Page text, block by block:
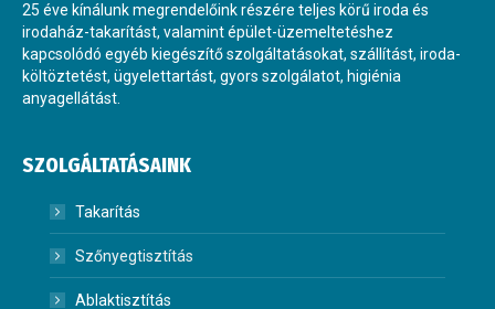
25 éve kínálunk megrendelőink részére teljes körű iroda és
irodaház-takarítást, valamint épület-üzemeltetéshez
kapcsolódó egyéb kiegészítő szolgáltatásokat, szállítást, iroda-
költöztetést, ügyelettartást, gyors szolgálatot, higiénia
anyagellátást.
SZOLGÁLTATÁSAINK
Takarítás
Szőnyegtisztítás
Ablaktisztítás